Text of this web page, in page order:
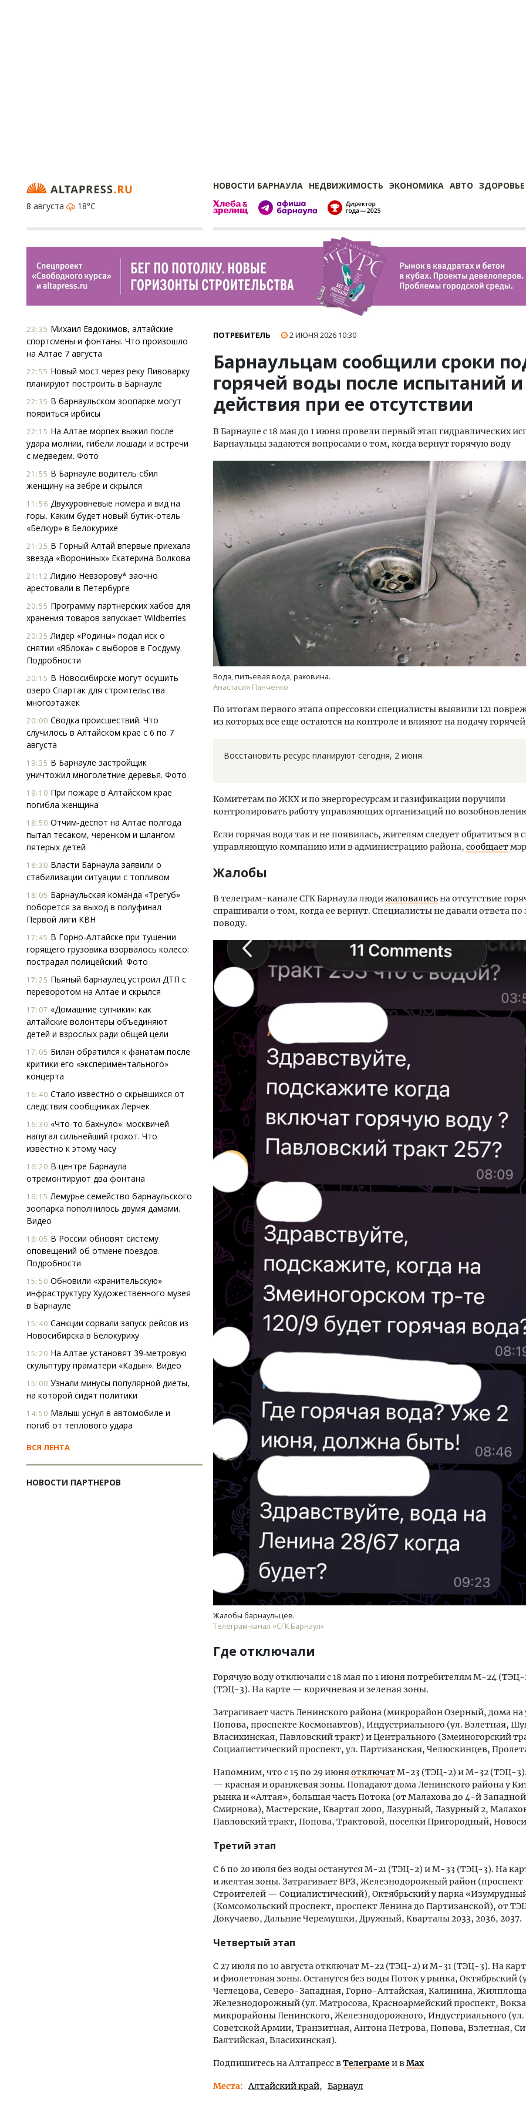
НОВОСТИ БАРНАУЛА НЕДВИЖИМОСТЬ ЭКОНОМИКА АВТО ЗДОРОВЬЕ
8 августа
18°C
23:35 Михаил Евдокимов, алтайские
спортсмены и фонтаны. Что произошло
на Алтае 7 августа
22:55 Новый мост через реку Пивоварку
планируют построить в Барнауле
22:35 В барнаульском зоопарке могут
появиться ирбисы
22:15 На Алтае морпех выжил после
удара молнии, гибели лошади и встречи
с медведем. Фото
21:55 В Барнауле водитель сбил
женщину на зебре и скрылся
11:56 Двухуровневые номера и вид на
горы. Каким будет новый бутик-отель
«Белкур» в Белокурихе
21:35 В Горный Алтай впервые приехала
звезда «Ворониных» Екатерина Волкова
21:12 Лидию Невзорову* заочно
арестовали в Петербурге
20:55 Программу партнерских хабов для
хранения товаров запускает Wildberries
20:35 Лидер «Родины» подал иск о
снятии «Яблока» с выборов в Госдуму.
Подробности
20:15 В Новосибирске могут осушить
озеро Спартак для строительства
многоэтажек
20:00 Сводка происшествий. Что
случилось в Алтайском крае с 6 по 7
августа
19:35 В Барнауле застройщик
уничтожил многолетние деревья. Фото
19:10 При пожаре в Алтайском крае
погибла женщина
18:50 Отчим-деспот на Алтае полгода
пытал тесаком, черенком и шлангом
пятерых детей
18:30 Власти Барнаула заявили о
стабилизации ситуации с топливом
18:05 Барнаульская команда «Трегуб»
поборется за выход в полуфинал
Первой лиги КВН
17:45 В Горно-Алтайске при тушении
горящего грузовика взорвалось колесо:
пострадал полицейский. Фото
17:25 Пьяный барнаулец устроил ДТП с
переворотом на Алтае и скрылся
17:07 «Домашние супчики»: как
алтайские волонтеры объединяют
детей и взрослых ради общей цели
17:05 Билан обратился к фанатам после
критики его «экспериментального»
концерта
16:40 Стало известно о скрывшихся от
следствия сообщниках Лерчек
16:30 «Что-то бахнуло»: москвичей
напугал сильнейший грохот. Что
известно к этому часу
16:20 В центре Барнаула
отремонтируют два фонтана
16:15 Лемурье семейство барнаульского
зоопарка пополнилось двумя дамами.
Видео
16:05 В России обновят систему
оповещений об отмене поездов.
Подробности
15:50 Обновили «хранительскую»
инфраструктуру Художественного музея
в Барнауле
15:40 Санкции сорвали запуск рейсов из
Новосибирска в Белокуриху
15:20 На Алтае установят 39-метровую
скульптуру праматери «Кадын». Видео
15:00 Узнали минусы популярной диеты,
на которой сидят политики
14:50 Малыш уснул в автомобиле и
погиб от теплового удара
ВСЯ ЛЕНТА
НОВОСТИ ПАРТНЕРОВ
ПОТРЕБИТЕЛЬ 2 ИЮНЯ 2026 10:30
Барнаульцам сообщили сроки
горячей воды после испытаний и
действия при ее отсутствии
В Барнауле с 18 мая до 1 июня провели первый этап гидравлических
Барнаульцы задаются вопросами о том, когда вернут горячую воду
Вода, питьевая вода, раковина.
Анастасия Панченко
По итогам первого этапа опрессовки специалисты выявили 121
из которых все еще остаются на контроле и влияют на подачу
Восстановить ресурс планируют сегодня, 2 июня.
Комитетам по ЖКХ и по энергоресурсам и газификации поручили
контролировать работу управляющих организаций по
Если горячая вода так и не появилась, жителям следует обратиться в
управляющую компанию или в администрацию района, сообщает
Жалобы
В телеграм-канале СГК Барнаула людижаловалисьна отсутствие
спрашивали о том, когда ее вернут. Специалисты не давали ответа по
поводу.
Жалобы барнаульцев.
Телеграм-канал «СГК Барнаул»
Где отключали
Горячую воду отключали с 18 мая по 1 июня потребителям М-24
(ТЭЦ-3). На карте — коричневая и зеленая зоны.
Затрагивает часть Ленинского района (микрорайон Озерный, дома
Попова, проспекте Космонавтов), Индустриального (ул. Взлетная,
Власихинская, Павловский тракт) и Центрального (Змеиногорский
Социалистический проспект, ул. Партизанская, Челюскинцев,
Напомним, что с 15 по 29 июняотключатМ-23 (ТЭЦ-2) и М-32 (ТЭЦ-3).
— красная и оранжевая зоны. Попадают дома Ленинского района у
рынка и «Алтая», большая часть Потока (от Малахова до 4-й
Смирнова), Мастерские, Квартал 2000, Лазурный, Лазурный 2,
Павловский тракт, Попова, Трактовой, поселки Пригородный,
Третий этап
С 6 по 20 июля без воды останутся М-21 (ТЭЦ-2) и М-33 (ТЭЦ-3). На
и желтая зоны. Затрагивает ВРЗ, Железнодорожный район (проспект
Строителей — Социалистический), Октябрьский у парка
(Комсомольский проспект, проспект Ленина до Партизанской), от
Докучаево, Дальние Черемушки, Дружный, Кварталы 2033, 2036, 2037.
Четвертый этап
С 27 июля по 10 августа отключат М-22 (ТЭЦ-2) и М-31 (ТЭЦ-3). На
и фиолетовая зоны. Останутся без воды Поток у рынка, Октябрьский
Чеглецова, Северо-Западная, Горно-Алтайская, Калинина,
Железнодорожный (ул. Матросова, Красноармейский проспект,
микрорайоны Ленинского, Железнодорожного, Индустриального
Советской Армии, Транзитная, Антона Петрова, Попова, Взлетная,
Балтийская, Власихинская).
Подпишитесь на Алтапресс вТелеграмеи вMax
Места Алтайский край Барнаул
Смелость архитектурных идей.
Генеральный директор компании
ЗИАС — об эстетике городов,
трендах в фасадах и развитии рынка
СТРОИТЕЛЬСТВО
Архитектурный код
земли. Мощение
плитами становится
стандартом